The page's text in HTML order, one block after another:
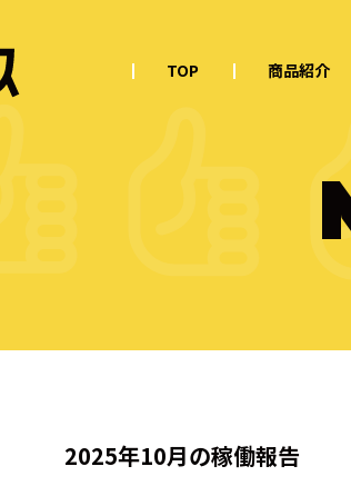
TOP 商品紹介
2025年10月の稼働報告